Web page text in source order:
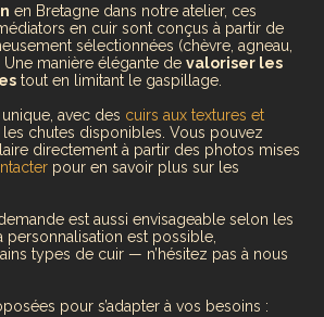
en Bretagne dans notre atelier, ces
en cuir sont conçus à partir de
sélectionnées (chèvre, agneau,
Une manière élégante de valoriser les
tout en limitant le gaspillage.
avec des cuirs aux textures et
les chutes disponibles. Vous pouvez
directement à partir des photos mises
pour en savoir plus sur les
est aussi envisageable selon les
personnalisation est possible,
types de cuir — n’hésitez pas à nous
pour s’adapter à vos besoins :